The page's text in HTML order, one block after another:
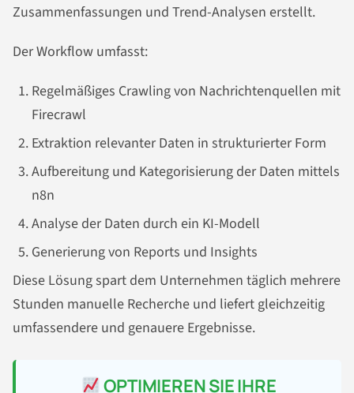
Zusammenfassungen und Trend-Analysen erstellt.
Der Workflow umfasst:
Regelmäßiges Crawling von Nachrichtenquellen mit
Firecrawl
Extraktion relevanter Daten in strukturierter Form
Aufbereitung und Kategorisierung der Daten mittels
n8n
Analyse der Daten durch ein KI-Modell
Generierung von Reports und Insights
Diese Lösung spart dem Unternehmen täglich mehrere
Stunden manuelle Recherche und liefert gleichzeitig
umfassendere und genauere Ergebnisse.
OPTIMIEREN SIE IHRE